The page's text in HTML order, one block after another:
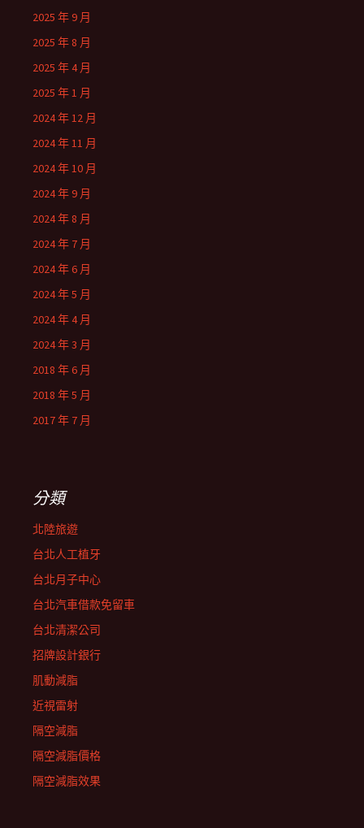
2025 年 9 月
2025 年 8 月
2025 年 4 月
2025 年 1 月
2024 年 12 月
2024 年 11 月
2024 年 10 月
2024 年 9 月
2024 年 8 月
2024 年 7 月
2024 年 6 月
2024 年 5 月
2024 年 4 月
2024 年 3 月
2018 年 6 月
2018 年 5 月
2017 年 7 月
分類
北陸旅遊
台北人工植牙
台北月子中心
台北汽車借款免留車
台北清潔公司
招牌設計銀行
肌動減脂
近視雷射
隔空減脂
隔空減脂價格
隔空減脂效果